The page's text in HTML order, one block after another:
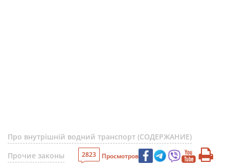
Про внутрішній водний транспорт (СОДЕРЖАНИЕ)
Прочие законы
2823 Просмотров